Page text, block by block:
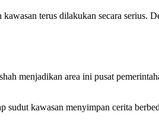
terus dilakukan secara serius.
menjadikan area ini pusat
sudut kawasan menyimpan cerita